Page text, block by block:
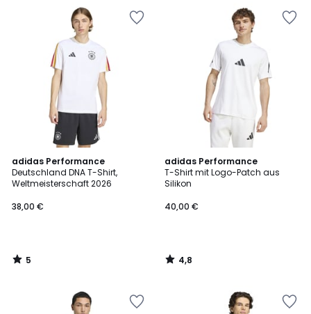
adidas Performance
Deutschland DNA T-Shirt,
Weltmeisterschaft 2026
38,00 €
5
/
5
5
/
adidas Performance
T-Shirt mit Logo-Patch aus
Silikon
40,00 €
4,8
/ 5
4,8
/